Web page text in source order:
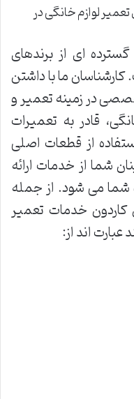
لوازم خانگی در
ای از برندهای
ما با داشتن
در زمینه تعمیر و
قادر به تعمیرات
از قطعات اصلی
شما از خدمات ارائه
می شود. از جمله
خدمات تعمیر
عبارت اند از: